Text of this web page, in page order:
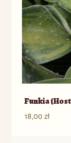
Funkia
18,00 zł